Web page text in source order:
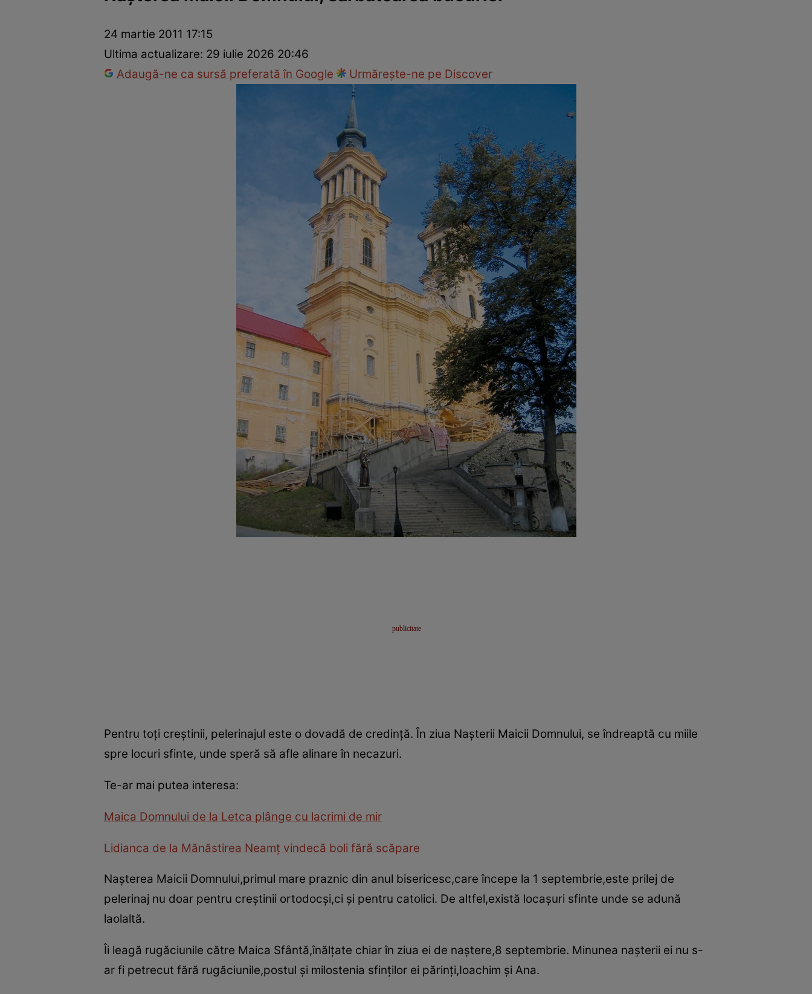
Dezvoltare personalăÎngrijire personalăCasă și grădină
24 martie 2011 17:15
Ultima actualizare: 29 iulie 2026 20:46
Adaugă-ne ca sursă preferată în Google
Urmărește-ne pe Discover
Pentru toţi creştinii, pelerinajul este o dovadă de credinţă. În ziua Naşterii Maicii Domnului, se îndreaptă cu miile
spre locuri sfinte, unde speră să afle alinare în necazuri.
Te-ar mai putea interesa:
Maica Domnului de la Letca plânge cu lacrimi de mir
Lidianca de la Mănăstirea Neamţ vindecă boli fără scăpare
Naşterea Maicii Domnului,primul mare praznic din anul bisericesc,care începe la 1 septembrie,este prilej de
pelerinaj nu doar pentru creştinii ortodocşi,ci şi pentru catolici. De altfel,există locaşuri sfinte unde se adună
laolaltă.
Îi leagă rugăciunile către Maica Sfântă,înălţate chiar în ziua ei de naştere,8 septembrie. Minunea naşterii ei nu s-
ar fi petrecut fără rugăciunile,postul şi milostenia sfinţilor ei părinţi,Ioachim şi Ana.